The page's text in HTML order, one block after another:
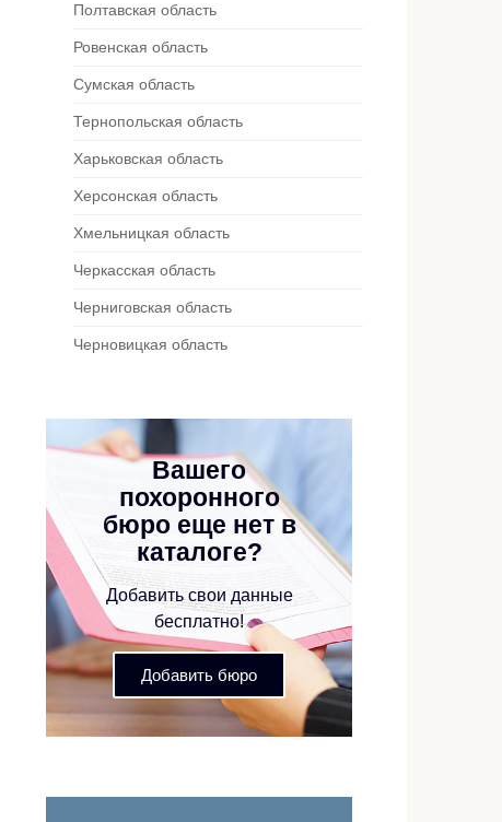
Полтавская область
Ровенская область
Сумская область
Тернопольская область
Харьковская область
Херсонская область
Хмельницкая область
Черкасская область
Черниговская область
Черновицкая область
Вашего
похоронного
бюро еще нет в
каталоге?
Добавить свои данные
бесплатно!
Добавить бюро